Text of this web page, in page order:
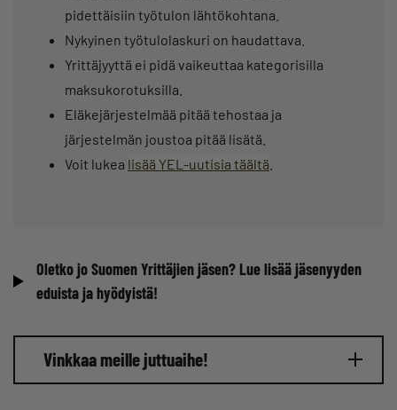
pidettäisiin työtulon lähtökohtana.
Nykyinen työtulolaskuri on haudattava.
Yrittäjyyttä ei pidä vaikeuttaa kategorisilla
maksukorotuksilla.
Eläkejärjestelmää pitää tehostaa ja
järjestelmän joustoa pitää lisätä.
Voit lukea lisää YEL-uutisia täältä
Oletko jo Suomen Yrittäjien jäsen? Lue lisää jäsenyyden
eduista ja hyödyistä!
Vinkkaa meille juttuaihe!